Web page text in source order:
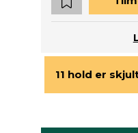
11 hold er